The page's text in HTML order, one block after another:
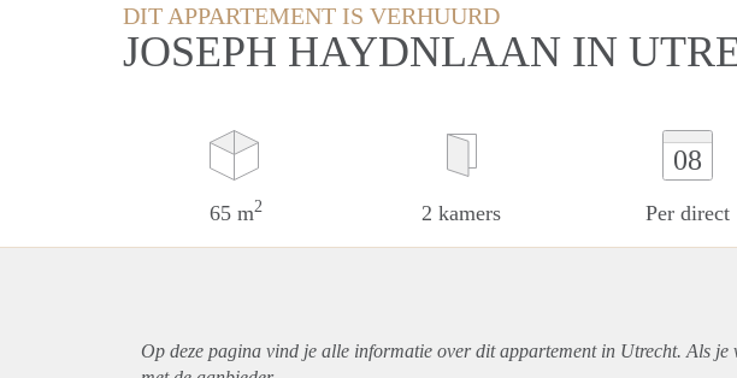
DIT APPARTEMENT IS VERHUURD
JOSEPH HAYDNLAAN IN
65 m2 2 kamers
08
Per direct
Op deze pagina vind je alle informatie over ditappartementin Utrecht. Als je